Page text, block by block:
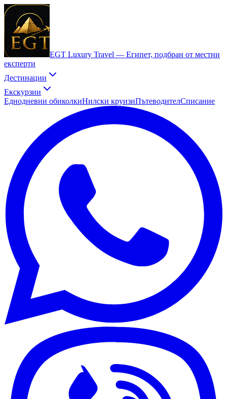
EGT Luxury Travel — Египет, подбран от местни
експерти
Дестинации
Екскурзии
Еднодневни обиколкиНилски круизиПътеводителСписание